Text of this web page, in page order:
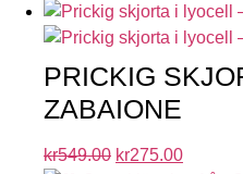
PRICKIG
ZABAIONE
kr549.00 kr275.00